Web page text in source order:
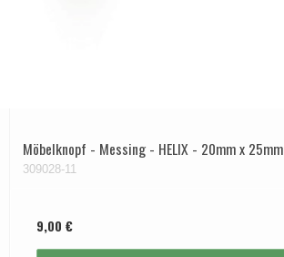
Möbelknopf - Messing - HELIX - 20mm x 25mm
309028-11
9,00 €